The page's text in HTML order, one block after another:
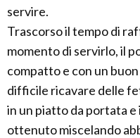
servire.
Trascorso il tempo di
momento di servirlo, il
compatto e con un
difficile ricavare delle
in un piatto da portata
ottenuto miscelando